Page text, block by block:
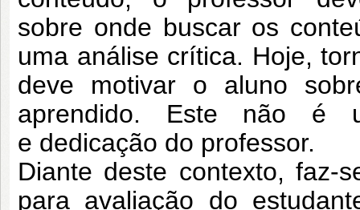
sobre onde buscar os
uma análise crítica. Hoje,
deve motivar o aluno
aprendido. Este não é
e dedicação do professor.
Diante deste contexto, faz-
para avaliação do